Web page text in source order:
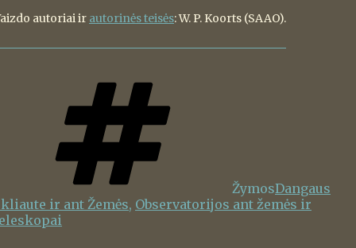
autoriai ir autorinės teisės: W. P. Koorts (SAAO).
ŽymosDangaus
ir ant Žemės, Observatorijos ant žemės ir